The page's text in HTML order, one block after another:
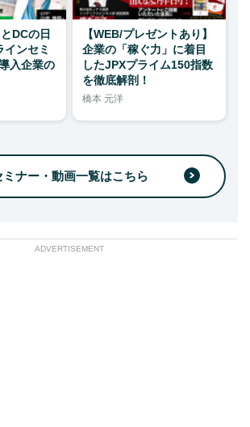
DCの日
ンセミ
入企業の
【WEB/プレゼントあり】
企業の「稼ぐ力」に着目
したJPXプライム150指数
を徹底解剖！
橋本 元洋
ミナー・動画一覧はこちら
ADVERTISEMENT